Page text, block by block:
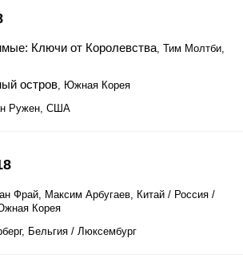
Ключи от Королевства, Тим Молтби,
остров, Южная Корея
Ружен, США
Фрай, Максим Арбугаев, Китай / Россия /
Корея
Бельгия / Люксембург